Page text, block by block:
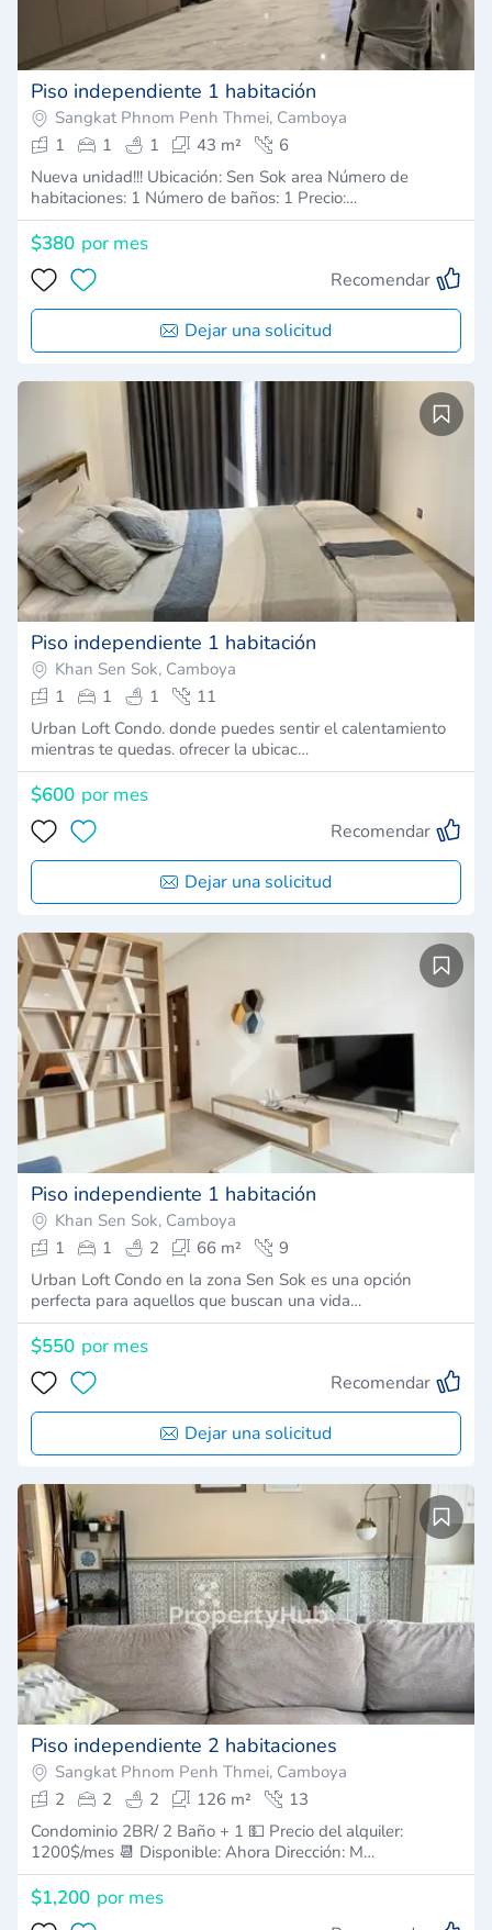
Piso independiente 1 habitación
Sangkat Phnom Penh Thmei, Camboya
1
1 1 43 m²
6
Nueva unidad!!! Ubicación: Sen Sok area Número de
habitaciones: 1 Número de baños: 1 Precio:…
$380 por mes
Recomendar
Dejar una solicitud
Piso independiente 1 habitación
Khan Sen Sok, Camboya
1
1 1
11
Urban Loft Condo. donde puedes sentir el calentamiento
mientras te quedas. ofrecer la ubicac…
$600 por mes
Recomendar
Dejar una solicitud
Piso independiente 1 habitación
Khan Sen Sok, Camboya
1
1 2 66 m²
9
Urban Loft Condo en la zona Sen Sok es una opción
perfecta para aquellos que buscan una vida…
$550 por mes
Recomendar
Dejar una solicitud
Piso independiente 2 habitaciones
Sangkat Phnom Penh Thmei, Camboya
2
2 2 126 m²
13
Condominio 2BR/ 2 Baño + 1 💵 Precio del alquiler:
1200$/mes 📆 Disponible: Ahora Dirección: M…
$1,200 por mes